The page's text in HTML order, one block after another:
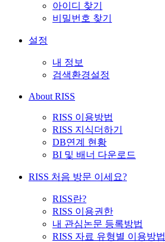
아이디 찾기
비밀번호 찾기
설정
내 정보
검색환경설정
About RISS
RISS 이용방법
RISS 지식더하기
DB연계 현황
BI 및 배너 다운로드
RISS 처음 방문 이세요?
RISS란?
RISS 이용권한
내 관심논문 등록방법
RISS 자료 유형별 이용방법